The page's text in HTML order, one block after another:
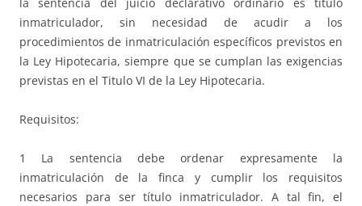
la sentencia del juicio declarativo ordinario es título
inmatriculador, sin necesidad de acudir a los
procedimientos de inmatriculación específicos previstos en
la Ley Hipotecaria, siempre que se cumplan las exigencias
previstas en el Titulo VI de la Ley Hipotecaria.
Requisitos:
1 La sentencia debe ordenar expresamente la
inmatriculación de la finca y cumplir los requisitos
necesarios para ser título inmatriculador. A tal fin, el